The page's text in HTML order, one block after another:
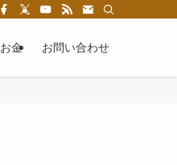
お金 お問い合わせ